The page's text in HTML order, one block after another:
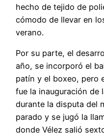
hecho de tejido de
cómodo de llevar en
verano.
Por su parte, el
año, se incorporó el
patín y el boxeo, pero
fue la inauguración de
durante la disputa del
parado y se jugó la
donde Vélez salió